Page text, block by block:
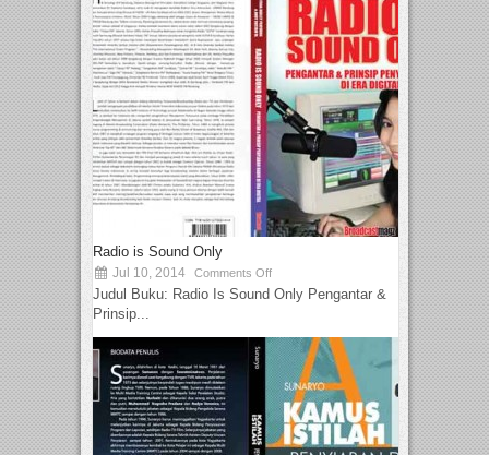
Radio is Sound Only
Jul 10, 2014 Comments Off
Judul Buku: Radio Is Sound Only Pengantar &
Prinsip...